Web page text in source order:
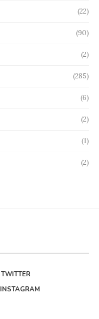
(22)
(90)
(2)
(285)
(6)
(2)
(1)
(2)
TWITTER
INSTAGRAM